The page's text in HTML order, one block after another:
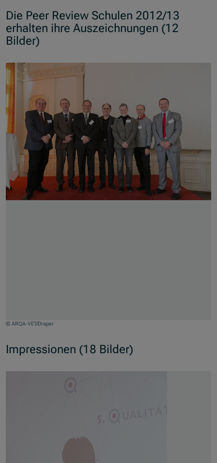
Die Peer Review Schulen 2012/13
erhalten ihre Auszeichnungen (12
Bilder)
Skip slider
© ARQA-VET/Draper
Impressionen (18 Bilder)